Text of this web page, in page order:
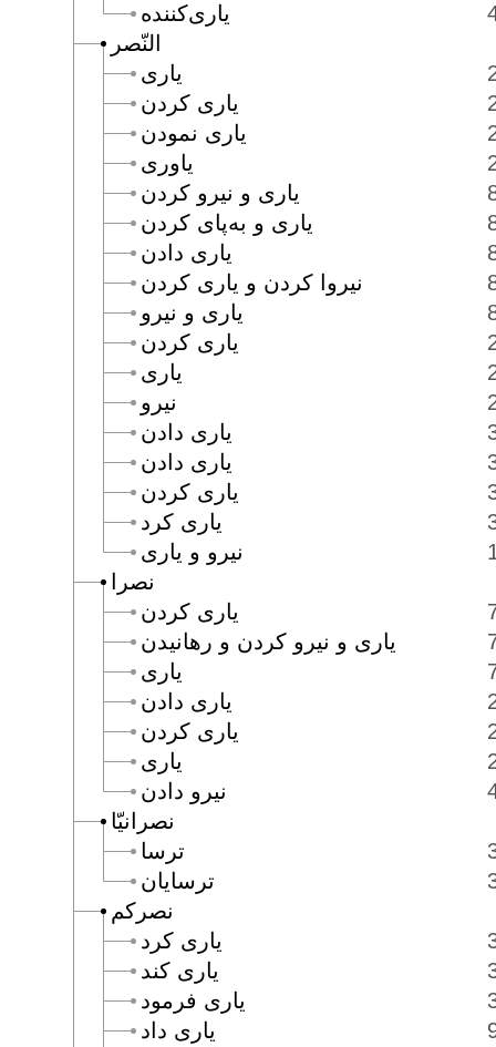
النّصر
نصرا
نصرانيّا
نصركم
يارى‌كننده
يارى
يارى كردن
يارى نمودن
ياورى
يارى و نيرو كردن
يارى و به‌پاى كردن
يارى دادن
نيروا كردن و يارى كردن
يارى و نيرو
يارى كردن
يارى
نيرو
يارى دادن
يارى دادن
يارى كردن
يارى كرد
نيرو و يارى
يارى كردن
يارى و نيرو كردن و رهانيدن
يارى
يارى دادن
يارى كردن
يارى
نيرو دادن
ترسا
ترسايان
يارى كرد
يارى كند
يارى فرمود
يارى داد